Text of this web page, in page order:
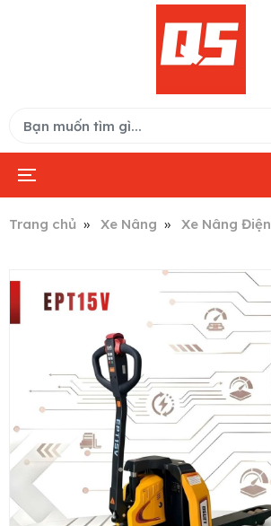
Trang chủ Xe Nâng Xe Nâng Điện